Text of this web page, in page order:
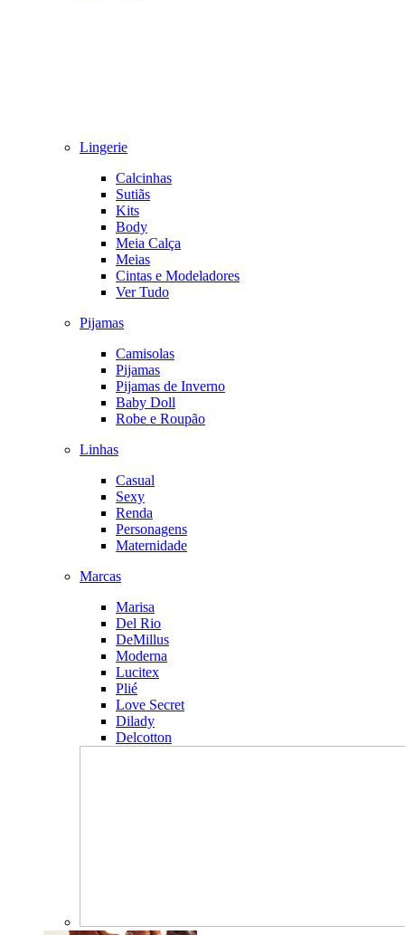
Lingerie
Calcinhas
Sutiãs
Kits
Body
Meia Calça
Meias
Cintas e Modeladores
Ver Tudo
Pijamas
Camisolas
Pijamas
Pijamas de Inverno
Baby Doll
Robe e Roupão
Linhas
Casual
Sexy
Renda
Personagens
Maternidade
Marcas
Marisa
Del Rio
DeMillus
Moderna
Lucitex
Plié
Love Secret
Dilady
Delcotton